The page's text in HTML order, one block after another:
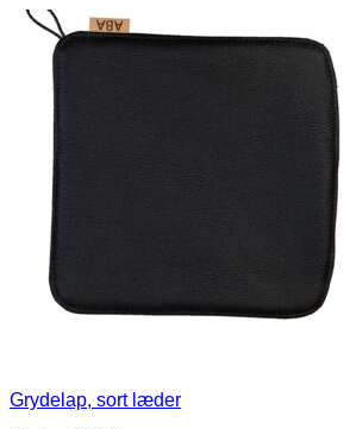
Grydelap, sort læder